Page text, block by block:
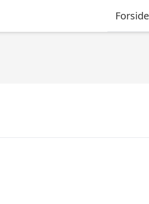
Forside